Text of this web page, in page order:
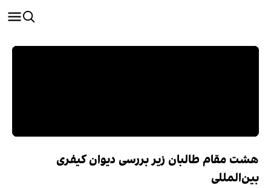
هشت مقام طالبان زیر بررسی دیوان کیفری
بین‌المللی